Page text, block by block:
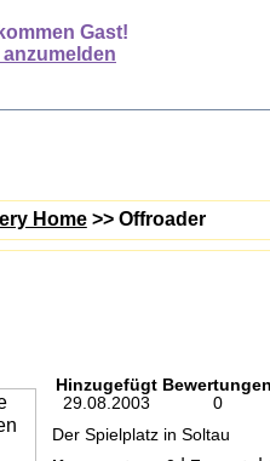
Gast!
Home>> Offroader
Hinzugefügt
29.08.2003
0
Der Spielplatz in Soltau